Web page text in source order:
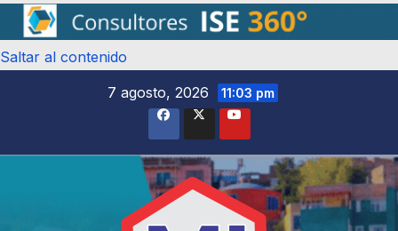
Saltar al contenido
7 agosto, 2026
11:03 pm